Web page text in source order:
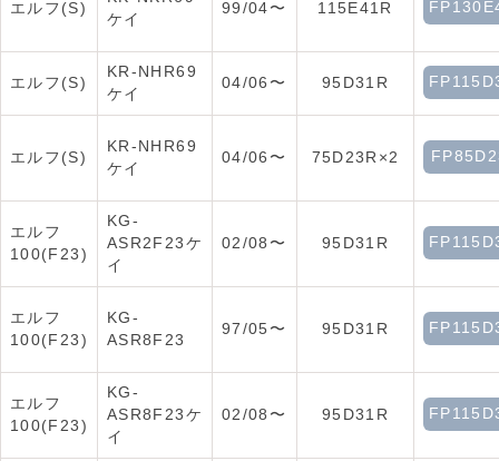
エルフ(S)
ケイ
99/04〜 115E41R
エルフ(S)
KR-NHR69
ケイ
04/06〜 95D31R
エルフ(S)
KR-NHR69
ケイ
04/06〜 75D23R×2
エルフ
100(F23)
KG-
ASR2F23ケ
イ
02/08〜 95D31R
エルフ
100(F23)
KG-
ASR8F23
97/05〜 95D31R
エルフ
100(F23)
KG-
ASR8F23ケ
イ
02/08〜 95D31R